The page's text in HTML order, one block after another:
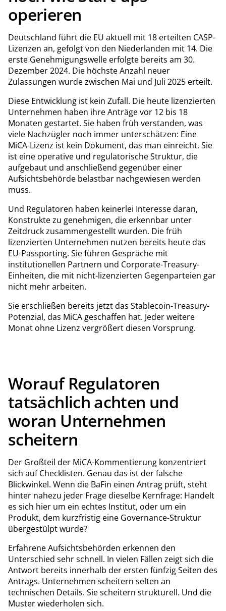
operieren
Deutschland führt die EU aktuell mit 18 erteilten CASP-
Lizenzen an, gefolgt von den Niederlanden mit 14. Die
erste Genehmigungswelle erfolgte bereits am 30.
Dezember 2024. Die höchste Anzahl neuer
Zulassungen wurde zwischen Mai und Juli 2025 erteilt.
Diese Entwicklung ist kein Zufall. Die heute lizenzierten
Unternehmen haben ihre Anträge vor 12 bis 18
Monaten gestartet. Sie haben früh verstanden, was
viele Nachzügler noch immer unterschätzen: Eine
MiCA-Lizenz ist kein Dokument, das man einreicht. Sie
ist eine operative und regulatorische Struktur, die
aufgebaut und anschließend gegenüber einer
Aufsichtsbehörde belastbar nachgewiesen werden
muss.
Und Regulatoren haben keinerlei Interesse daran,
Konstrukte zu genehmigen, die erkennbar unter
Zeitdruck zusammengestellt wurden. Die früh
lizenzierten Unternehmen nutzen bereits heute das
EU-Passporting. Sie führen Gespräche mit
institutionellen Partnern und Corporate-Treasury-
Einheiten, die mit nicht-lizenzierten Gegenparteien gar
nicht mehr arbeiten.
Sie erschließen bereits jetzt das Stablecoin-Treasury-
Potenzial, das MiCA geschaffen hat. Jeder weitere
Monat ohne Lizenz vergrößert diesen Vorsprung.
Worauf Regulatoren
tatsächlich achten und
woran Unternehmen
scheitern
Der Großteil der MiCA-Kommentierung konzentriert
sich auf Checklisten. Genau das ist der falsche
Blickwinkel. Wenn die BaFin einen Antrag prüft, steht
hinter nahezu jeder Frage dieselbe Kernfrage: Handelt
es sich hier um ein echtes Institut, oder um ein
Produkt, dem kurzfristig eine Governance-Struktur
übergestülpt wurde?
Erfahrene Aufsichtsbehörden erkennen den
Unterschied sehr schnell. In vielen Fällen zeigt sich die
Antwort bereits innerhalb der ersten fünfzig Seiten des
Antrags. Unternehmen scheitern selten an
technischen Details. Sie scheitern strukturell. Und die
Muster wiederholen sich.